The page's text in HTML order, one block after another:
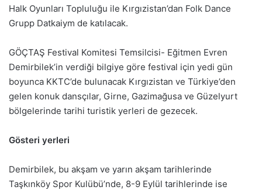
Halk Oyunları Topluluğu ile Kırgızistan’dan Folk Dance
Grupp Datkaiym de katılacak.
GÖÇTAŞ Festival Komitesi Temsilcisi- Eğitmen Evren
Demirbilek’in verdiği bilgiye göre festival için yedi gün
boyunca KKTC’de bulunacak Kırgızistan ve Türkiye’den
gelen konuk dansçılar, Girne, Gazimağusa ve Güzelyurt
bölgelerinde tarihi turistik yerleri de gezecek.
Gösteri yerleri
Demirbilek, bu akşam ve yarın akşam tarihlerinde
Taşkınköy Spor Kulübü’nde, 8-9 Eylül tarihlerinde ise